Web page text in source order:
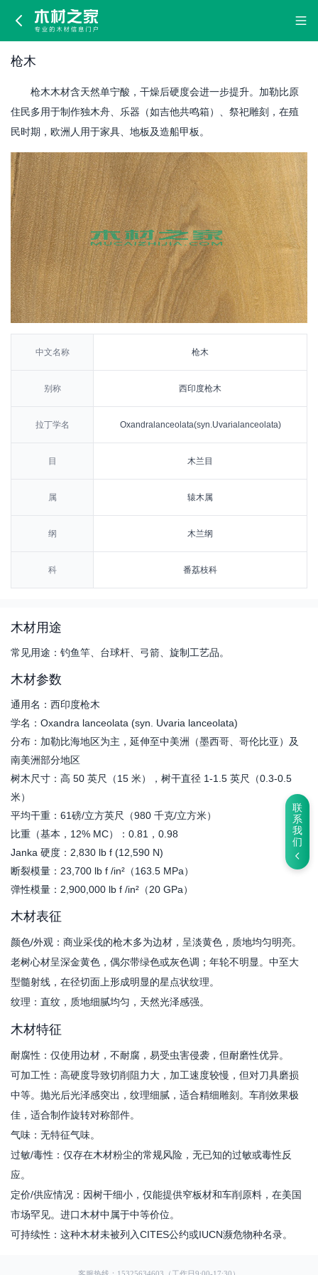
联
系
我
们
枪
木
枪木
枪木木材含天然单宁酸，干燥后硬度会进一步提升。加勒比原
住民多用于制作独木舟、乐器（如吉他共鸣箱）、祭祀雕刻，在殖
民时期，欧洲人用于家具、地板及造船甲板。
中文名称 枪木
别称 西印度枪木
拉丁学名 Oxandralanceolata(syn.Uvarialanceolata)
目 木兰目
属 辕木属
纲 木兰纲
科 番荔枝科
木材用途
常见用途：钓鱼竿、台球杆、弓箭、旋制工艺品。
木材参数
通用名：西印度枪木
学名：‌Oxandra lanceolata (syn. Uvaria lanceolata)
分布：加勒比海地区为主，延伸至中美洲（墨西哥、哥伦比亚）及
南美洲部分地区
树木尺寸：高 50 英尺（15 米），树干直径 1-1.5 英尺（0.3-0.5
米）
平均干重：61磅/立方英尺（980 千克/立方米）
比重（基本，12% MC）：0.81，0.98
Janka 硬度：2,830 lb f (12,590 N)
断裂模量：23,700 lb f /in²（163.5 MPa）
弹性模量：2,900,000 lb f /in²（20 GPa）
木材表征
颜色/外观：商业采伐的枪木多为边材，呈淡黄色，质地均匀明亮。
老树心材呈深金黄色，偶尔带绿色或灰色调；年轮不明显。中至大
型髓射线，在径切面上形成明显的星点状纹理​。
纹理：直纹，质地细腻均匀，天然光泽感强。
木材特征
耐腐性：仅使用边材，不耐腐，易受虫害侵袭，但耐磨性优异。
可加工性：高硬度导致切削阻力大，加工速度较慢，但对刀具磨损
中等。抛光后光泽感突出，纹理细腻，适合精细雕刻。车削效果极
佳，适合制作旋转对称部件。
气味：无特征气味。
过敏/毒性：仅存在木材粉尘的常规风险，无已知的过敏或毒性反
应。
定价/供应情况：因树干细小，仅能提供窄板材和车削原料，在美国
市场罕见。进口木材中属于中等价位。
可持续性：这种木材未被列入CITES公约或IUCN濒危物种名录。